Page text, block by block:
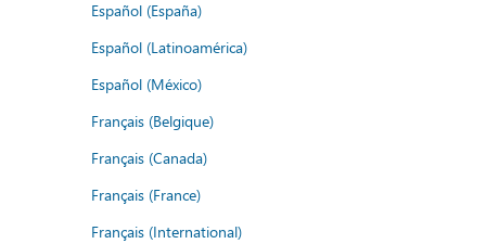
Español (España)
Español (Latinoamérica)
Español (México)
Français (Belgique)
Français (Canada)
Français (France)
Français (International)